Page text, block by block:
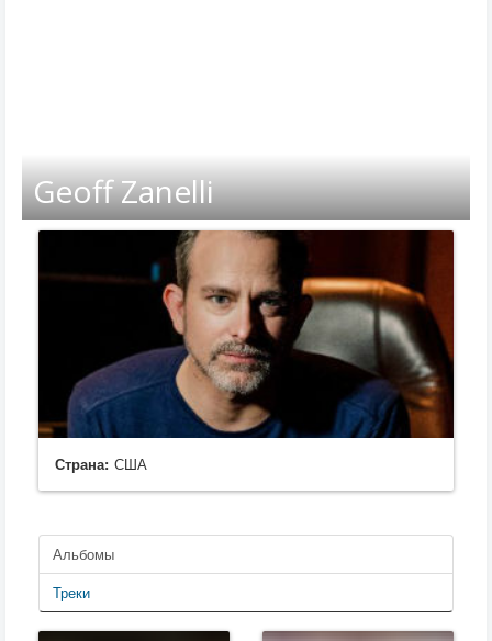
Geoff Zanelli
Страна: США
Альбомы
Треки